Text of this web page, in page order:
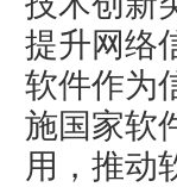
提升网络
软件作为
施国家软
用，推动